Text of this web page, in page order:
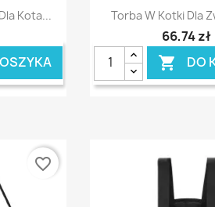
Kota... Szybki
Torba W Kotki Dla
66,74 zł
 DO
favorite_border